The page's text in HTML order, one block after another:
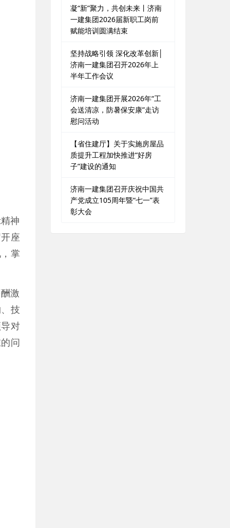
神
座
掌
激
技
对
问
凝“新”聚力，共创未来丨济南
一建集团2026届新职工岗前
赋能培训圆满结束
坚持战略引领 深化改革创新│
济南一建集团召开2026年上
半年工作会议
济南一建集团开展2026年“工
会送清凉，防暑保安康”走访
慰问活动
【省住建厅】关于实施房屋品
质提升工程加快推进“好房
子”建设的通知
济南一建集团召开庆祝中国共
产党成立105周年暨“七一”表
彰大会